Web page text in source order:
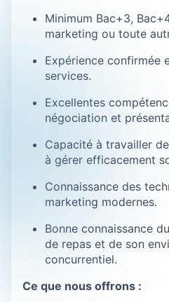
Minimum Bac+3,
marketing ou toute
Expérience confirmée
services.
Excellentes
négociation et
Capacité à travailler
à gérer efficacement
Connaissance des
marketing modernes.
Bonne connaissance
de repas et de son
concurrentiel.
Ce que nous offrons :